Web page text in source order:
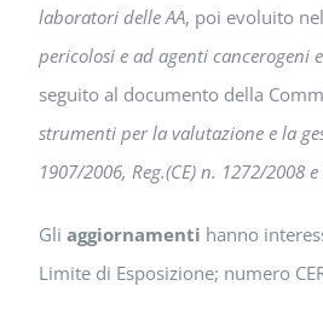
laboratori delle AA, poi evoluito
pericolosi e ad agenti cancerogeni
seguito al documento della
strumenti per la valutazione e la
1907/2006, Reg.(CE) n. 1272/2008
Gli aggiornamenti hanno
Limite di Esposizione; numero